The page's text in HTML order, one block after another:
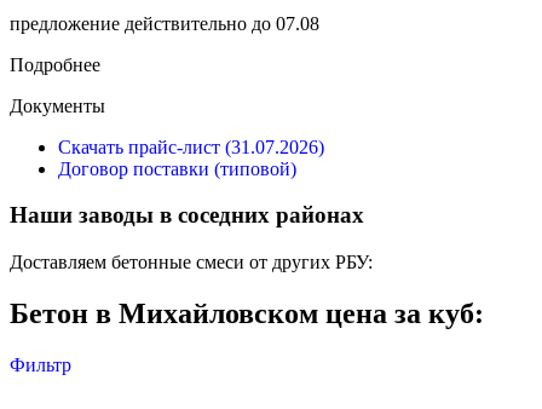
предложение действительно до 07.08
Подробнее
Документы
Скачать прайс-лист (31.07.2026)
Договор поставки (типовой)
Наши заводы в соседних районах
Доставляем бетонные смеси от других РБУ:
Бетон в Михайловском цена за куб:
Фильтр